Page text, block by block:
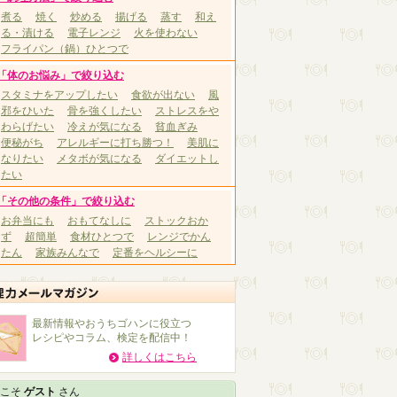
煮る
焼く 炒める 揚げる 蒸す
和え
る・漬ける
電子レンジ
火を使わない
フライパン（鍋）ひとつで
体のお悩み」で絞り込む
スタミナをアップしたい
食欲が出ない
風
邪をひいた
骨を強くしたい
ストレスをや
わらげたい
冷えが気になる
貧血ぎみ
便秘がち
アレルギーに打ち勝つ！
美肌に
なりたい
メタボが気になる
ダイエットし
たい
その他の条件」で絞り込む
お弁当にも
おもてなしに
ストックおか
ず
超簡単 食材ひとつで
レンジでかん
たん
家族みんなで 定番をヘルシーに
最新情報やおうちゴハンに役立つ
レシピやコラム、検定を配信中！
詳しくはこちら
そ ゲスト さん